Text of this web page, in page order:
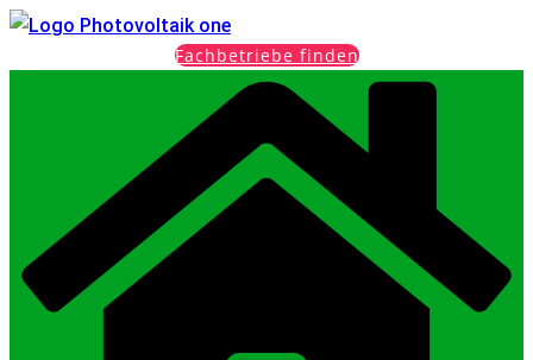
Fachbetriebe finden